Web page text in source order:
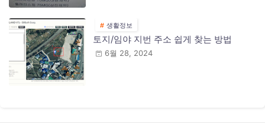
생활정보
토지/임야 지번 주소 쉽게 찾는 방법
6월 28, 2024